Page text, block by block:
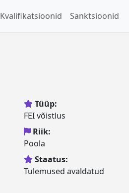
Kvalifikatsioonid Sanktsioonid
Tüüp:
FEI võistlus
Riik:
Poola
Staatus:
Tulemused avaldatud